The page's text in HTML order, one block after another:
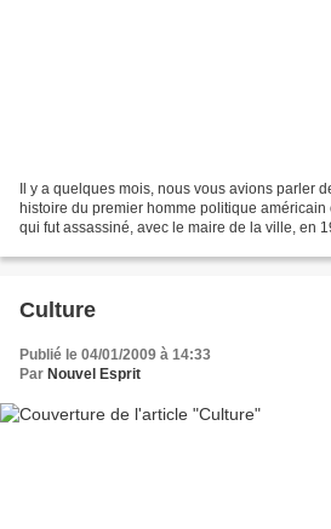
Il y a quelques mois, nous vous avions parler
histoire du premier homme politique
qui fut assassiné, avec le maire de la ville, en
Culture
Publié le 04/01/2009 à 14:33
Par Nouvel Esprit